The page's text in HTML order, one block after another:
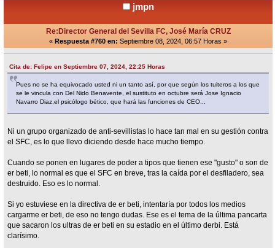
jmpn
Re:Director General del Sevilla FC, José María CRUZ
« Respuesta #760 en: Septiembre 08, 2024, 06:57 Horas »
Cita de: Felipe en Septiembre 07, 2024, 22:25 Horas
Pues no se ha equivocado usted ni un tanto así, por que según los tuiteros a los que
se le vincula con Del Nido Benavente, el sustituto en octubre será Jose Ignacio
Navarro Diaz,el psicólogo bético, que hará las funciones de CEO...
Ni un grupo organizado de anti-sevillistas lo hace tan mal en su gestión contra
el SFC, es lo que llevo diciendo desde hace mucho tiempo.
Cuando se ponen en lugares de poder a tipos que tienen ese "gusto" o son de
er beti, lo normal es que el SFC en breve, tras la caída por el desfiladero, sea
destruido. Eso es lo normal.
Si yo estuviese en la directiva de er beti, intentaría por todos los medios
cargarme er beti, de eso no tengo dudas. Ese es el tema de la última pancarta
que sacaron los ultras de er beti en su estadio en el último derbi. Está
clarísimo.